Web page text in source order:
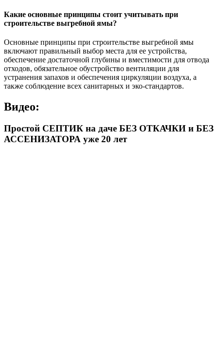
Какие основные принципы стоит учитывать при
строительстве выгребной ямы?
Основные принципы при строительстве выгребной ямы
включают правильный выбор места для ее устройства,
обеспечение достаточной глубины и вместимости для отвода
отходов, обязательное обустройство вентиляции для
устранения запахов и обеспечения циркуляции воздуха, а
также соблюдение всех санитарных и эко-стандартов.
Видео:
Простой СЕПТИК на даче БЕЗ ОТКАЧКИ и БЕЗ
АССЕНИЗАТОРА уже 20 лет